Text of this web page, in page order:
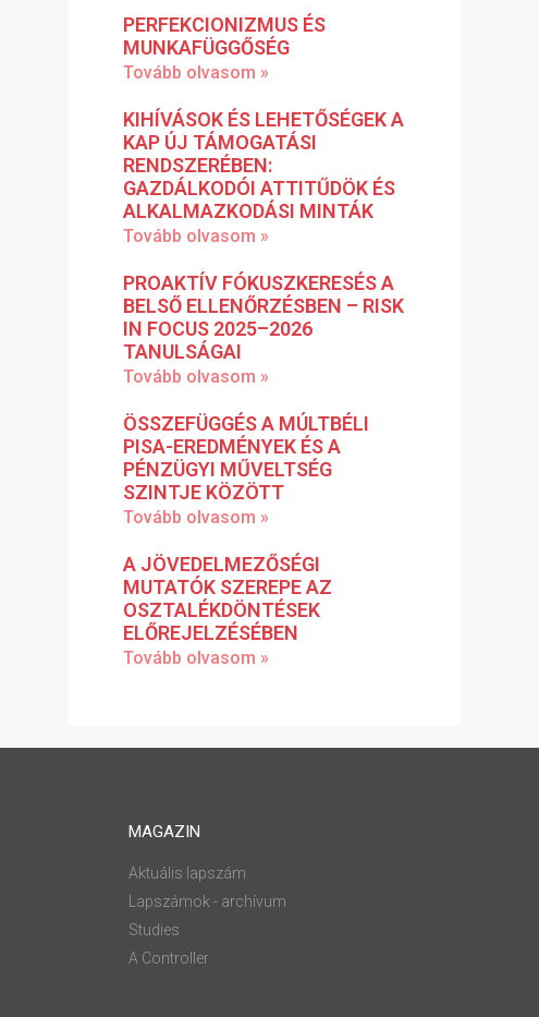
PERFEKCIONIZMUS ÉS
MUNKAFÜGGŐSÉG
Tovább olvasom »
KIHÍVÁSOK ÉS LEHETŐSÉGEK A
KAP ÚJ TÁMOGATÁSI
RENDSZERÉBEN:
GAZDÁLKODÓI ATTITŰDÖK ÉS
ALKALMAZKODÁSI MINTÁK
Tovább olvasom »
PROAKTÍV FÓKUSZKERESÉS A
BELSŐ ELLENŐRZÉSBEN – RISK
IN FOCUS 2025–2026
TANULSÁGAI
Tovább olvasom »
ÖSSZEFÜGGÉS A MÚLTBÉLI
PISA-EREDMÉNYEK ÉS A
PÉNZÜGYI MŰVELTSÉG
SZINTJE KÖZÖTT
Tovább olvasom »
A JÖVEDELMEZŐSÉGI
MUTATÓK SZEREPE AZ
OSZTALÉKDÖNTÉSEK
ELŐREJELZÉSÉBEN
Tovább olvasom »
MAGAZIN
Aktuális lapszám
Lapszámok - archívum
Studies
A Controller